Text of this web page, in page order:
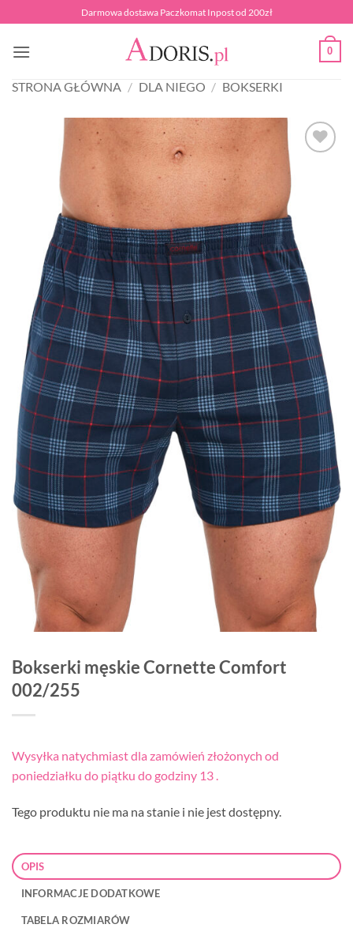
do
zawartości
Darmowa dostawa Paczkomat Inpost od 200zł
0
STRONA GŁÓWNA / DLA NIEGO / BOKSERKI
Bokserki męskie Cornette Comfort
002/255
Wysyłka natychmiast dla zamówień złożonych od
poniedziałku do piątku do godziny 13 .
Tego produktu nie ma na stanie i nie jest dostępny.
OPIS
INFORMACJE DODATKOWE
TABELA ROZMIARÓW